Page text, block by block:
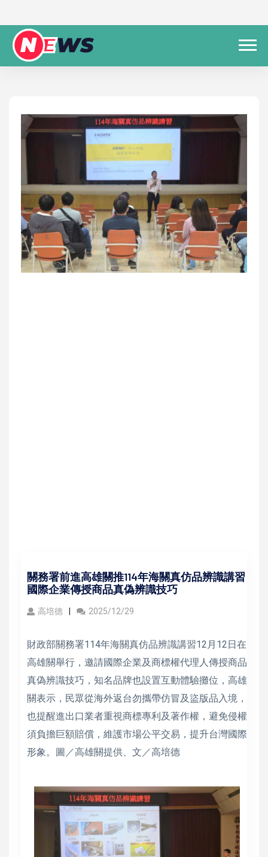
關務署前進高雄關推114年海關真仿品辨識講習
國際企業傳授商品真偽辨識技巧
高培德 2025/12/29
財政部關務署114年海關真仿品辨識講習12月12日在
高雄關舉行，邀請國際企業及商標權代理人傳授商品
真偽辨識技巧，知名品牌也設置互動體驗攤位，高雄
關表示，民眾從海外返台勿攜帶仿冒及盜版品入境，
也提醒進出口業者重視商標專利及著作權，避免侵權
須負擔巨額賠償，維護市場公平交易，提升台灣國際
形象。圖／高雄關提供、文／高培德